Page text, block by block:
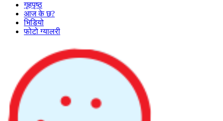
गृहपृष्ठ
आज के छ?
भिडियो
फोटो ग्यालरी